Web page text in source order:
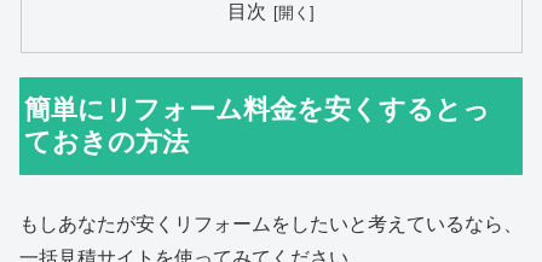
目次
簡単にリフォーム料金を安くするとっ
ておきの方法
もしあなたが安くリフォームをしたいと考えているなら、